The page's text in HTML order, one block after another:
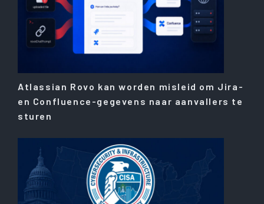
Atlassian Rovo kan worden misleid om Jira-
en Confluence-gegevens naar aanvallers te
sturen